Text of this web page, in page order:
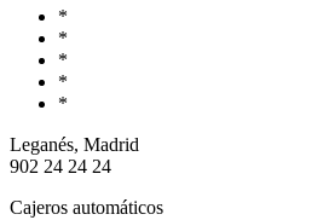
*
*
*
*
*
Leganés, Madrid
902 24 24 24
Cajeros automáticos